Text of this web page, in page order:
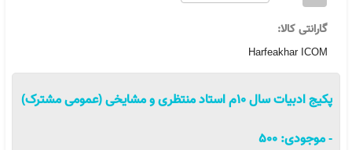
گارانتی کالا:
Harfeakhar ICOM
پکیج ادبیات سال 10م استاد منتظری و مشایخی (عمومی مشترک)
- موجودی: 500